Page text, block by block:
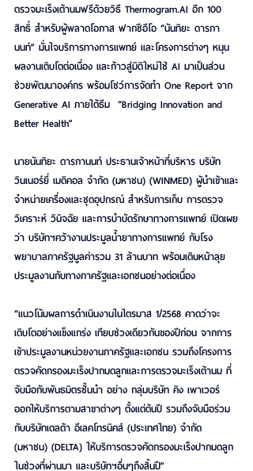
ตรวจมะเร็งเต้านมฟรีด้วยวิธี Thermogram.AI อีก 100
สิทธิ์ สำหรับผู้พลาดโอกาส ฟากซีอีโอ “นันทิยะ ดารกา
นนท์” มั่นใจบริการทางการแพทย์ และโครงการต่างๆ หนุน
ผลงานเติบโตต่อเนื่อง และก้าวสู่มิติใหม่ใช้ AI มาเป็นส่วน
ช่วยพัฒนาองค์กร พร้อมโชว์การจัดทำ One Report จาก
Generative AI ภายใต้ธีม  “Bridging Innovation and
Better Health”
นายนันทิยะ ดารกานนท์ ประธานเจ้าหน้าที่บริหาร บริษัท
วินเนอร์ยี่ เมดิคอล จำกัด (มหาชน) (WINMED) ผู้นำเข้าและ
จำหน่ายเครื่องและชุดอุปกรณ์ สำหรับการเก็บ การตรวจ
วิเคราะห์ วินิจฉัย และการบำบัดรักษาทางการแพทย์ เปิดเผย
ว่า บริษัทฯคว้างานประมูลน้ำยาทางการแพทย์ กับโรง
พยาบาลภาครัฐมูลค่ารวม 31 ล้านบาท พร้อมเดินหน้าลุย
ประมูลงานกับทางภาครัฐและเอกชนอย่างต่อเนื่อง
“แนวโน้มผลการดำเนินงานในไตรมาส 1/2568 คาดว่าจะ
เติบโตอย่างแข็งแกร่ง เทียบช่วงเดียวกันของปีก่อน จากการ
เข้าประมูลงานหน่วยงานภาครัฐและเอกชน รวมถึงโครงการ
ตรวจคัดกรองมะเร็งปากมดลูกและการตรวจมะเร็งเต้านม ที่
จับมือกับพันธมิตรชั้นนำ อย่าง กลุ่มบริษัท คิง เพาเวอร์
ออกให้บริการตามสาขาต่างๆ ตั้งแต่ต้นปี รวมถึงจับมือร่วม
กับบริษัทเดลต้า อีเลคโทรนิคส์ (ประเทศไทย) จำกัด
(มหาชน) (DELTA) ให้บริการตรวจคัดกรองมะเร็งปากมดลูก
ในช่วงที่ผ่านมา และบริษัทฯอื่นๆถึงสิ้นปี”